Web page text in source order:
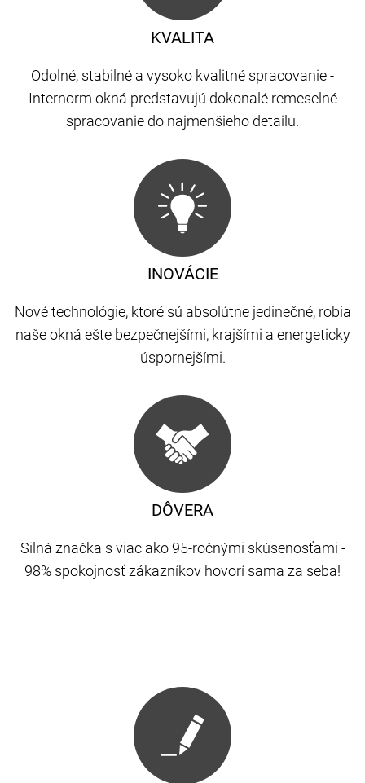
KVALITA
Odolné, stabilné a vysoko kvalitné spracovanie -
Internorm okná predstavujú dokonalé remeselné
spracovanie do najmenšieho detailu.
DÔVERA
Silná značka s viac ako 95-ročnými skúsenosťami -
98% spokojnosť zákazníkov hovorí sama za seba!
INOVÁCIE
Nové technológie, ktoré sú absolútne jedinečné, robia
naše okná ešte bezpečnejšími, krajšími a energeticky
úspornejšími.